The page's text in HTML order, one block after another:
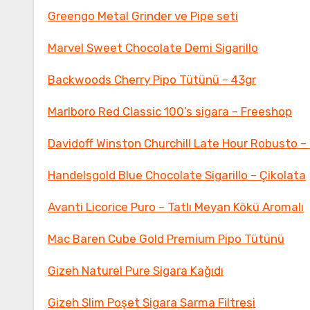
Greengo Metal Grinder ve Pipe seti
Marvel Sweet Chocolate Demi Sigarillo
Backwoods Cherry Pipo Tütünü – 43gr
Marlboro Red Classic 100’s sigara – Freeshop
Davidoff Winston Churchill Late Hour Robusto –
Handelsgold Blue Chocolate Sigarillo – Çikolata
Avanti Licorice Puro – Tatlı Meyan Kökü Aromalı
Mac Baren Cube Gold Premium Pipo Tütünü
Gizeh Naturel Pure Sigara Kağıdı
Gizeh Slim Poşet Sigara Sarma Filtresi